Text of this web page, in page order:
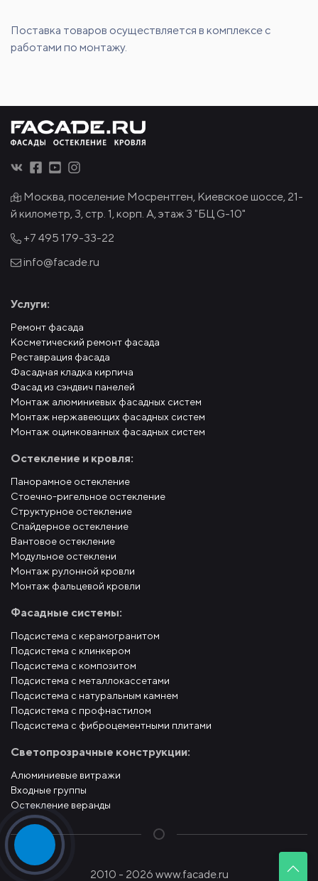
Поставка товаров осуществляется в комплексе с
работами по монтажу.
Москва, поселение Мосрентген, Киевское шоссе, 21-
й километр, 3, стр. 1, корп. А, этаж 3 "БЦ G-10"
+7 495 179-33-22
info@facade.ru
Услуги:
Ремонт фасада
Косметический ремонт фасада
Реставрация фасада
Фасадная кладка кирпича
Фасад из сэндвич панелей
Монтаж алюминиевых фасадных систем
Монтаж нержавеющих фасадных систем
Монтаж оцинкованных фасадных систем
Остекление и кровля:
Панорамное остекление
Стоечно-ригельное остекление
Структурное остекление
Спайдерное остекление
Вантовое остекление
Модульное остеклени
Монтаж рулонной кровли
Монтаж фальцевой кровли
Фасадные системы:
Подсистема с керамогранитом
Подсистема с клинкером
Подсистема с композитом
Подсистема с металлокассетами
Подсистема с натуральным камнем
Подсистема с профнастилом
Подсистема с фиброцементными плитами
Светопрозрачные конструкции:
Алюминиевые витражи
Входные группы
Остекление веранды
2010 - 2026 www.facade.ru